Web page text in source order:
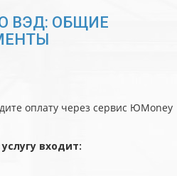
ВЭД: ОБЩИЕ
оплату через сервис ЮMoney
входит: